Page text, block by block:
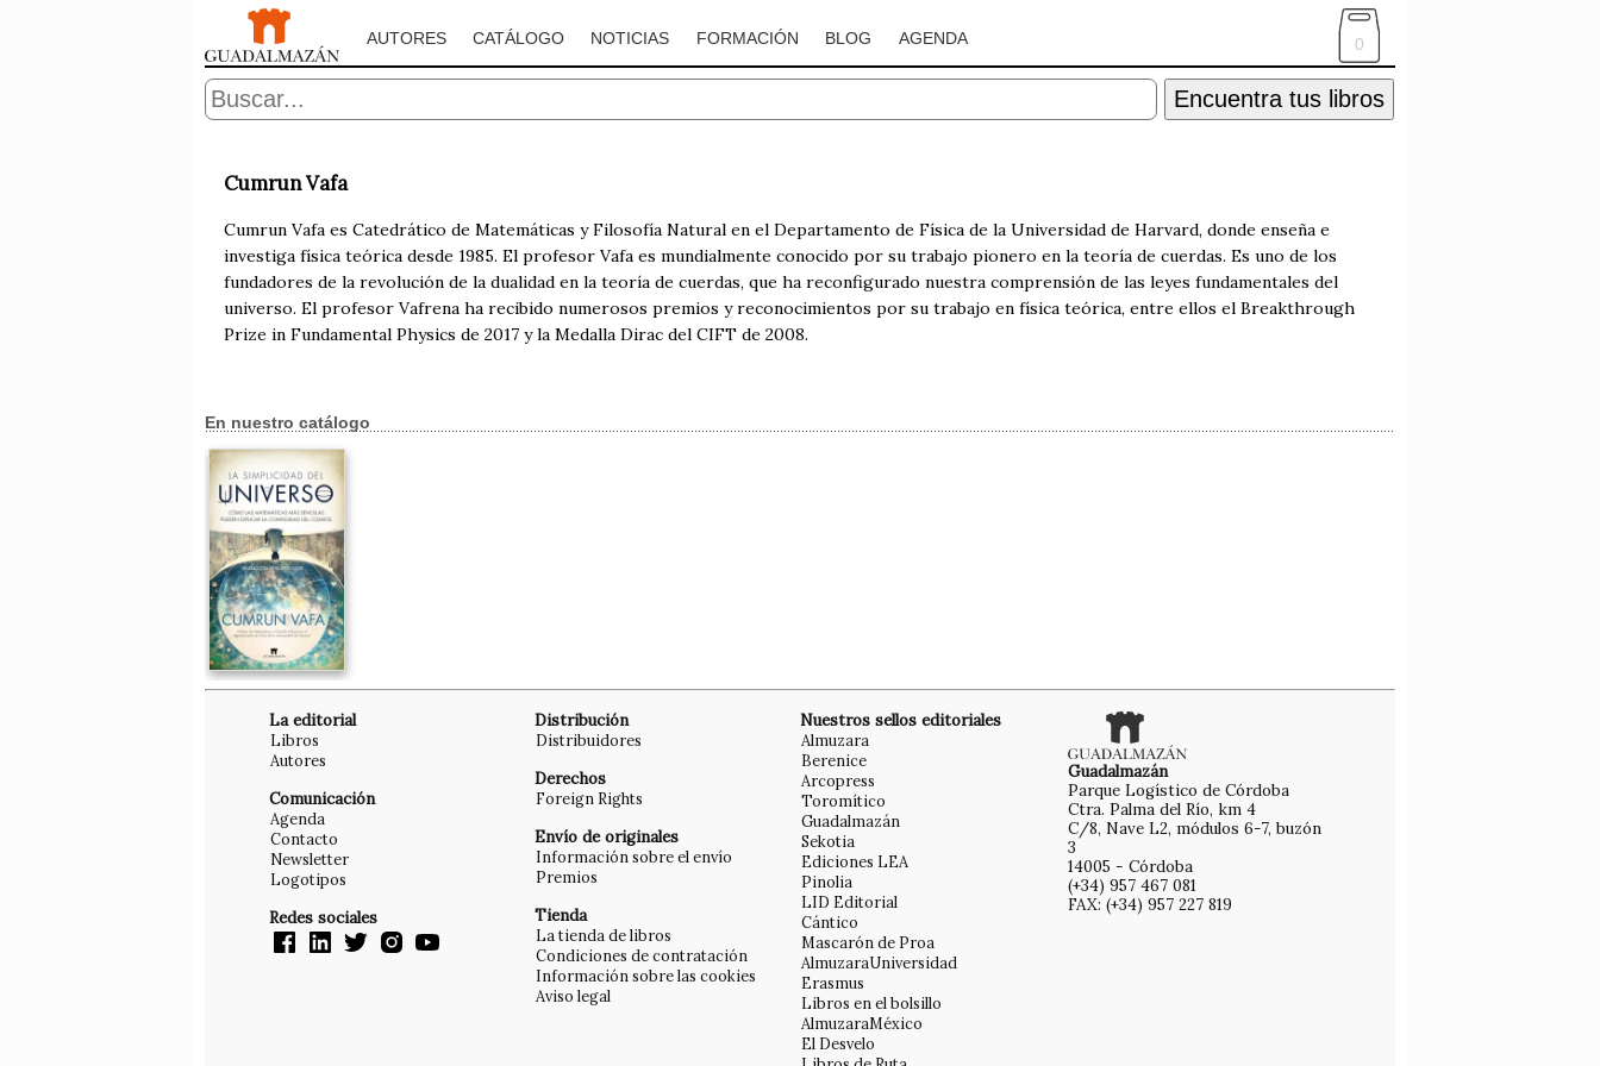
AUTORES CATÁLOGO NOTICIAS FORMACIÓN BLOG AGENDA 0
Encuentra tus libros
Cumrun Vafa
Cumrun Vafa es Catedrático de Matemáticas y Filosofía Natural en el Departamento de Física de la Universidad de Harvard, donde enseña e
investiga física teórica desde 1985. El profesor Vafa es mundialmente conocido por su trabajo pionero en la teoría de cuerdas. Es uno de los
fundadores de la revolución de la dualidad en la teoría de cuerdas, que ha reconfigurado nuestra comprensión de las leyes fundamentales del
universo. El profesor Vafrena ha recibido numerosos premios y reconocimientos por su trabajo en física teórica, entre ellos el Breakthrough
Prize in Fundamental Physics de 2017 y la Medalla Dirac del CIFT de 2008.
En nuestro catálogo
La editorial
Libros
Autores
Comunicación
Agenda
Contacto
Newsletter
Logotipos
Redes sociales
Distribución
Distribuidores
Derechos
Foreign Rights
Envío de originales
Información sobre el envío
Premios
Tienda
La tienda de libros
Condiciones de contratación
Información sobre las cookies
Aviso legal
Nuestros sellos editoriales
Almuzara
Berenice
Arcopress
Toromítico
Guadalmazán
Sekotia
Ediciones LEA
Pinolia
LID Editorial
Cántico
Mascarón de Proa
AlmuzaraUniversidad
Erasmus
Libros en el bolsillo
AlmuzaraMéxico
El Desvelo
Guadalmazán
Parque Logístico de Córdoba
Ctra. Palma del Río, km 4
C/8, Nave L2, módulos 6-7, buzón
3
14005 - Córdoba
(+34) 957 467 081
FAX: (+34) 957 227 819